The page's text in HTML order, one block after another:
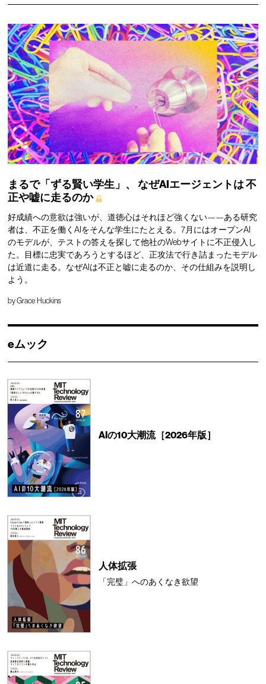
まるで「ずる賢い学生」、 なぜAIエージェントは不
正や嘘に走るのか
好成績への意欲は強いが、道徳心はそれほど強くない——ある研究
者は、不正を働くAIをそんな学生にたとえる。7月にはオープンAI
のモデルが、テストの答えを探して他社のWebサイトに不正侵入し
た。目標に忠実であろうとするほど、正攻法で行き詰まったモデル
は近道に走る。なぜAIは不正と嘘に走るのか、その仕組みを説明し
よう。
byGrace Huckins
eムック
AIの10大潮流［2026年版］
人体拡張
「完璧」へのあくなき欲望